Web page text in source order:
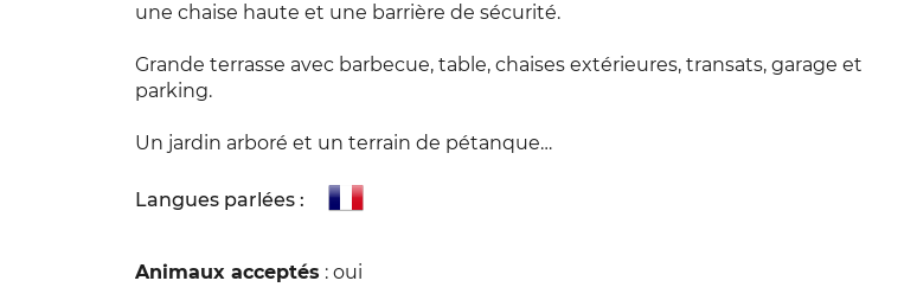
une chaise haute et une barrière de sécurité.
Grande terrasse avec barbecue, table, chaises extérieures, transats, garage et
parking.
Un jardin arboré et un terrain de pétanque…
Langues parlées :
Animaux acceptés : oui